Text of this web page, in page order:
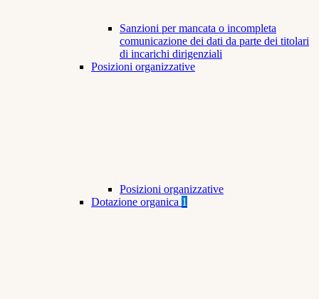
Sanzioni per mancata o incompleta
comunicazione dei dati da parte dei titolari
di incarichi dirigenziali
Posizioni organizzative
Posizioni organizzative
Dotazione organica 1